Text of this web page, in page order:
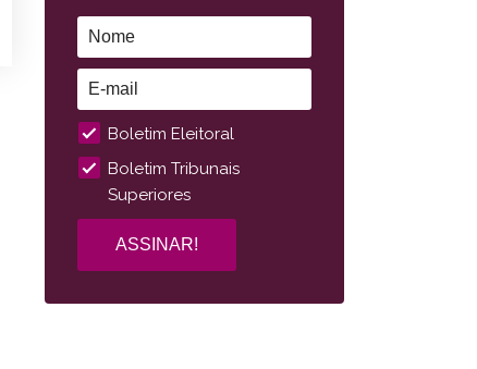
Boletim Eleitoral
Boletim Tribunais
Superiores